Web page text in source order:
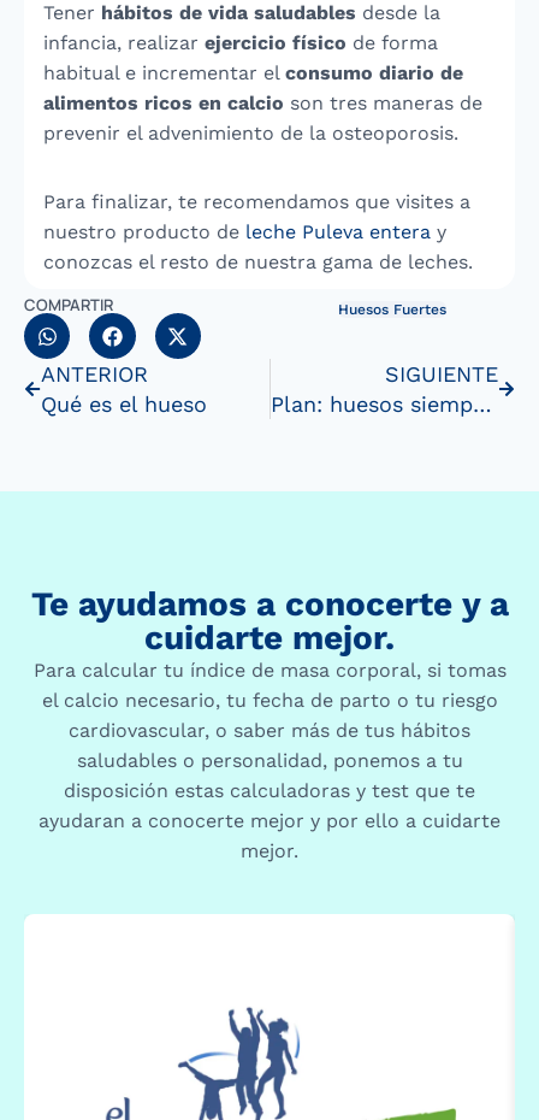
Tener hábitos de vida saludables desde la
infancia, realizar ejercicio físico de forma
habitual e incrementar el consumo diario de
alimentos ricos en calcio son tres maneras de
prevenir el advenimiento de la osteoporosis.
Para finalizar, te recomendamos que visites a
nuestro producto de leche Puleva entera y
conozcas el resto de nuestra gama de leches.
COMPARTIR Huesos Fuertes
ANTERIOR
Qué es el hueso
SIGUIENTE
Plan: huesos siempre fuertes
Te ayudamos a conocerte y a
cuidarte mejor.
Para calcular tu índice de masa corporal, si tomas
el calcio necesario, tu fecha de parto o tu riesgo
cardiovascular, o saber más de tus hábitos
saludables o personalidad, ponemos a tu
disposición estas calculadoras y test que te
ayudaran a conocerte mejor y por ello a cuidarte
mejor.